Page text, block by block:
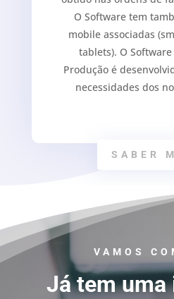
O Software tem
mobile associadas
tablets). O
Produção é
necessidades dos
SABER
VAMOS
Já tem uma